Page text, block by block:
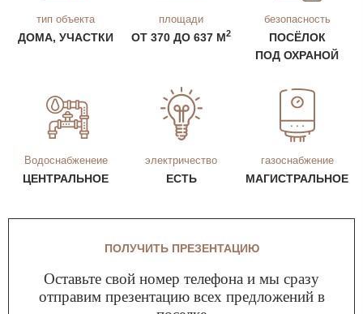
тип объекта
ДОМА, УЧАСТКИ
площади
ОТ 370 ДО 637 М2
безопасность
ПОСЁЛОК
ПОД ОХРАНОЙ
Водоснабженеие
ЦЕНТРАЛЬНОЕ
электричество
ЕСТЬ
газоснабжение
МАГИСТРАЛЬНОЕ
ПОЛУЧИТЬ ПРЕЗЕНТАЦИЮ
Оставьте свой номер телефона и мы сразу
отправим презентацию всех предложений в